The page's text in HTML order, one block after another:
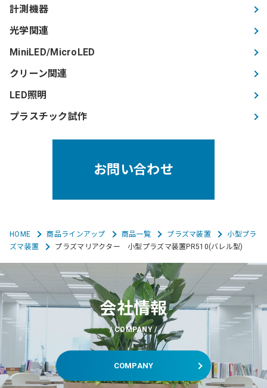
計測機器
光学関連
MiniLED/MicroLED
クリーン関連
LED照明
プラスチック試作
お問い合わせ
HOME 商品ラインアップ 商品一覧 プラズマ装置
小型プラ
ズマ装置
プラズマリアクター 小型プラズマ装置PR510(バレル型)
会社情報
COMPANY
COMPANY